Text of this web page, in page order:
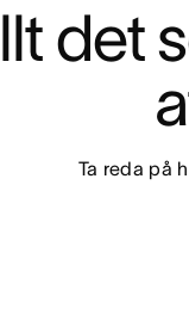
det
Ta reda på